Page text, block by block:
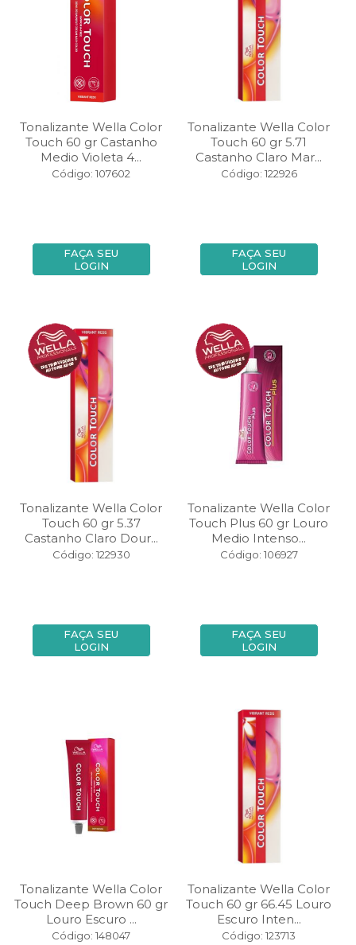
Tonalizante Wella Color
Touch 60 gr Castanho
Medio Violeta 4...
Código: 107602
FAÇA SEU
LOGIN
Tonalizante Wella Color
Touch 60 gr 5.71
Castanho Claro Mar...
Código: 122926
FAÇA SEU
LOGIN
Tonalizante Wella Color
Touch 60 gr 5.37
Castanho Claro Dour...
Código: 122930
FAÇA SEU
LOGIN
Tonalizante Wella Color
Touch Plus 60 gr Louro
Medio Intenso...
Código: 106927
FAÇA SEU
LOGIN
Tonalizante Wella Color
Touch Deep Brown 60 gr
Louro Escuro ...
Código: 148047
Tonalizante Wella Color
Touch 60 gr 66.45 Louro
Escuro Inten...
Código: 123713